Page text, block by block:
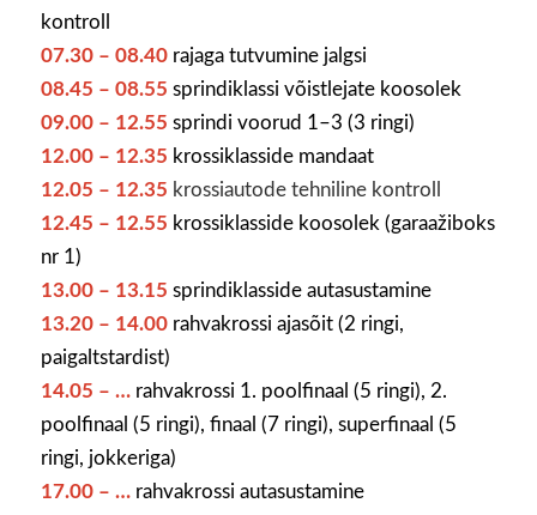
kontroll
07.30 – 08.40rajaga tutvumine jalgsi
08.45 – 08.55 sprindiklassi võistlejate koosolek
09.00 – 12.55 sprindi voorud 1–3 (3 ringi)
12.00 – 12.35 krossiklasside mandaat
12.05 – 12.35 krossiautode tehniline kontroll
12.45 – 12.55 krossiklasside koosolek (garaažiboks
nr 1)
13.00 – 13.15 sprindiklasside autasustamine
13.20 – 14.00rahvakrossi ajasõit (2 ringi,
paigaltstardist)
14.05 – …rahvakrossi 1. poolfinaal (5 ringi), 2.
poolfinaal (5 ringi), finaal (7 ringi), superfinaal (5
ringi, jokkeriga)
17.00 – … rahvakrossi autasustamine